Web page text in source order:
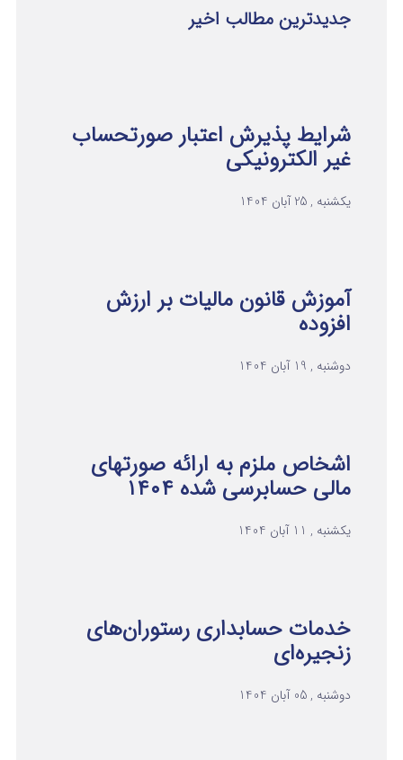
جدیدترین مطالب اخیر
شرایط پذیرش اعتبار صورتحساب
غیر الکترونیکی
یکشنبه , 25 آبان 1404
آموزش قانون مالیات بر ارزش
افزوده
دوشنبه , 19 آبان 1404
اشخاص ملزم به ارائه صورتهای
مالی حسابرسی شده ۱۴۰۴
یکشنبه , 11 آبان 1404
خدمات حسابداری رستوران‌های
زنجیره‌ای
دوشنبه , 05 آبان 1404